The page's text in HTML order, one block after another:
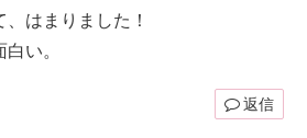
はまりました！
い。
返信